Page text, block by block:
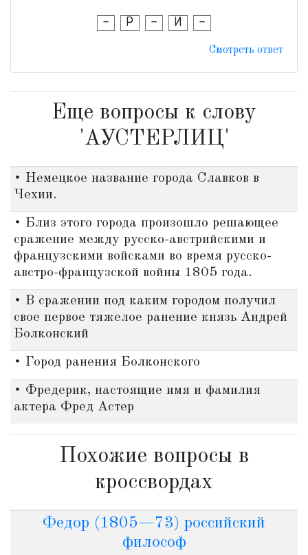
- Р - И -
Смотреть ответ
Еще вопросы к слову
'АУСТЕРЛИЦ'
• Немецкое название города Славков в
Чехии.
• Близ этого города произошло решающее
сражение между русско-австрийскими и
французскими войсками во время русско-
австро-французской войны 1805 года.
• В сражении под каким городом получил
свое первое тяжелое ранение князь Андрей
Болконский
• Город ранения Болконского
• Фредерик, настоящие имя и фамилия
актера Фред Астер
Похожие вопросы в
кроссвордах
Федор (1805—73) российский
философ